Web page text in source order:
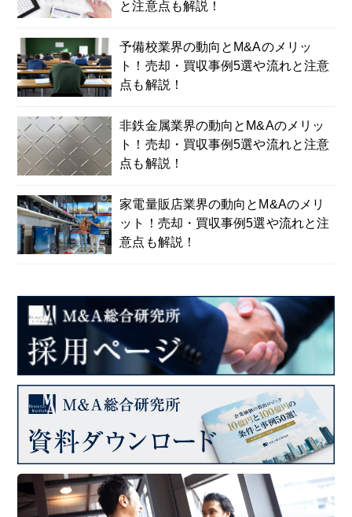
と注意点も解説！
予備校業界の動向とM&Aのメリッ
ト！売却・買収事例5選や流れと注意
点も解説！
非鉄金属業界の動向とM&Aのメリッ
ト！売却・買収事例5選や流れと注意
点も解説！
家電量販店業界の動向とM&Aのメリ
ット！売却・買収事例5選や流れと注
意点も解説！